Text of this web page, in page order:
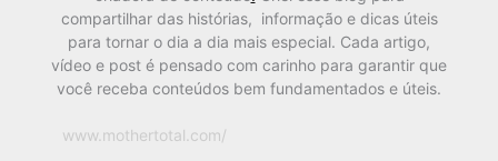
compartilhar das histórias, informação e dicas úteis
para tornar o dia a dia mais especial. Cada artigo,
vídeo e post é pensado com carinho para garantir que
você receba conteúdos bem fundamentados e úteis.
www.mothertotal.com/